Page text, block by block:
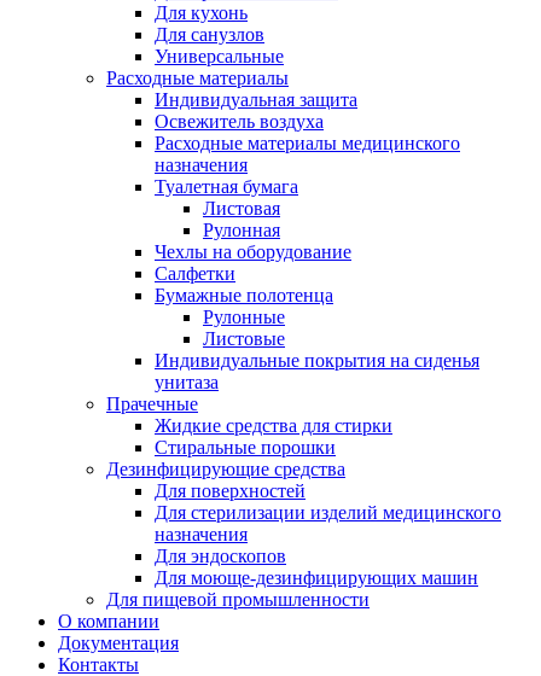
Для кухонь
Для санузлов
Универсальные
Расходные материалы
Индивидуальная защита
Освежитель воздуха
Расходные материалы медицинского
назначения
Туалетная бумага
Листовая
Рулонная
Чехлы на оборудование
Салфетки
Бумажные полотенца
Рулонные
Листовые
Индивидуальные покрытия на сиденья
унитаза
Прачечные
Жидкие средства для стирки
Стиральные порошки
Дезинфицирующие средства
Для поверхностей
Для стерилизации изделий медицинского
назначения
Для эндоскопов
Для моюще-дезинфицирующих машин
Для пищевой промышленности
О компании
Документация
Контакты